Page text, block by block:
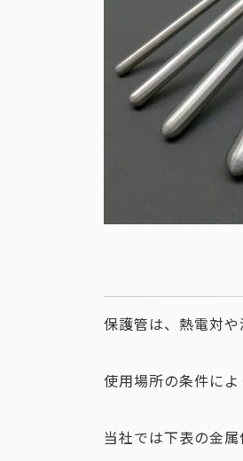
保護管は、熱電対
使用場所の条件に
当社では下表の金